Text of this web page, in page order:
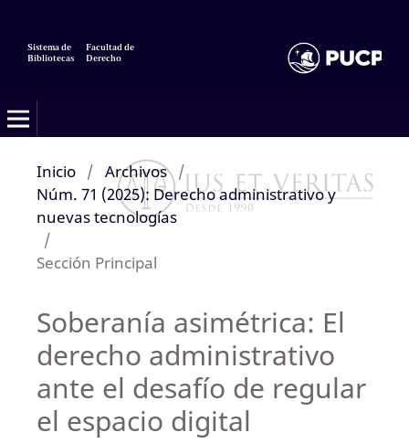
Sistema de
Bibliotecas
Facultad de
Derecho
Inicio / Archivos /
Núm. 71 (2025): Derecho administrativo y
nuevas tecnologías
/
Sección Principal
Soberanía asimétrica: El
derecho administrativo
ante el desafío de regular
el espacio digital